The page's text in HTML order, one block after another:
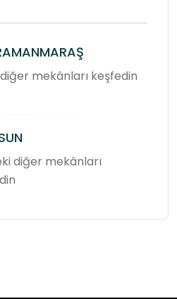
mekânları keşfedin
diğer mekânları